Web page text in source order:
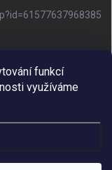
funkcí
využíváme